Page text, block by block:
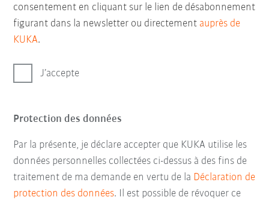
consentement en cliquant sur le lien de désabonnement
figurant dans la newsletter ou directement auprès de
KUKA.
J’accepte
Protection des données
Par la présente, je déclare accepter que KUKA utilise les
données personnelles collectées ci-dessus à des fins de
traitement de ma demande en vertu de la Déclaration de
protection des données. Il est possible de révoquer ce